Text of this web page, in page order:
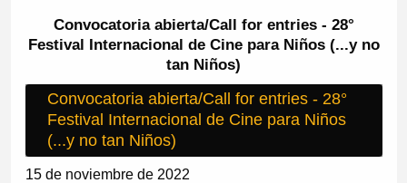
Convocatoria abierta/Call for entries - 28°
Festival Internacional de Cine para Niños (...y no
tan Niños)
Convocatoria abierta/Call for entries - 28°
Festival Internacional de Cine para Niños
(...y no tan Niños)
15 de noviembre de 2022